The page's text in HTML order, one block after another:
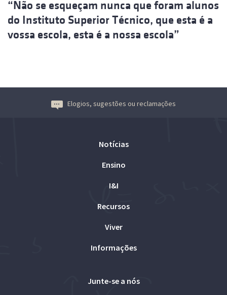
“Não se esqueçam nunca que foram alunos
do Instituto Superior Técnico, que esta é a
vossa escola, esta é a nossa escola”
Elogios, sugestões ou reclamações
Notícias
Ensino
I&I
Recursos
Viver
Informações
Junte-se a nós